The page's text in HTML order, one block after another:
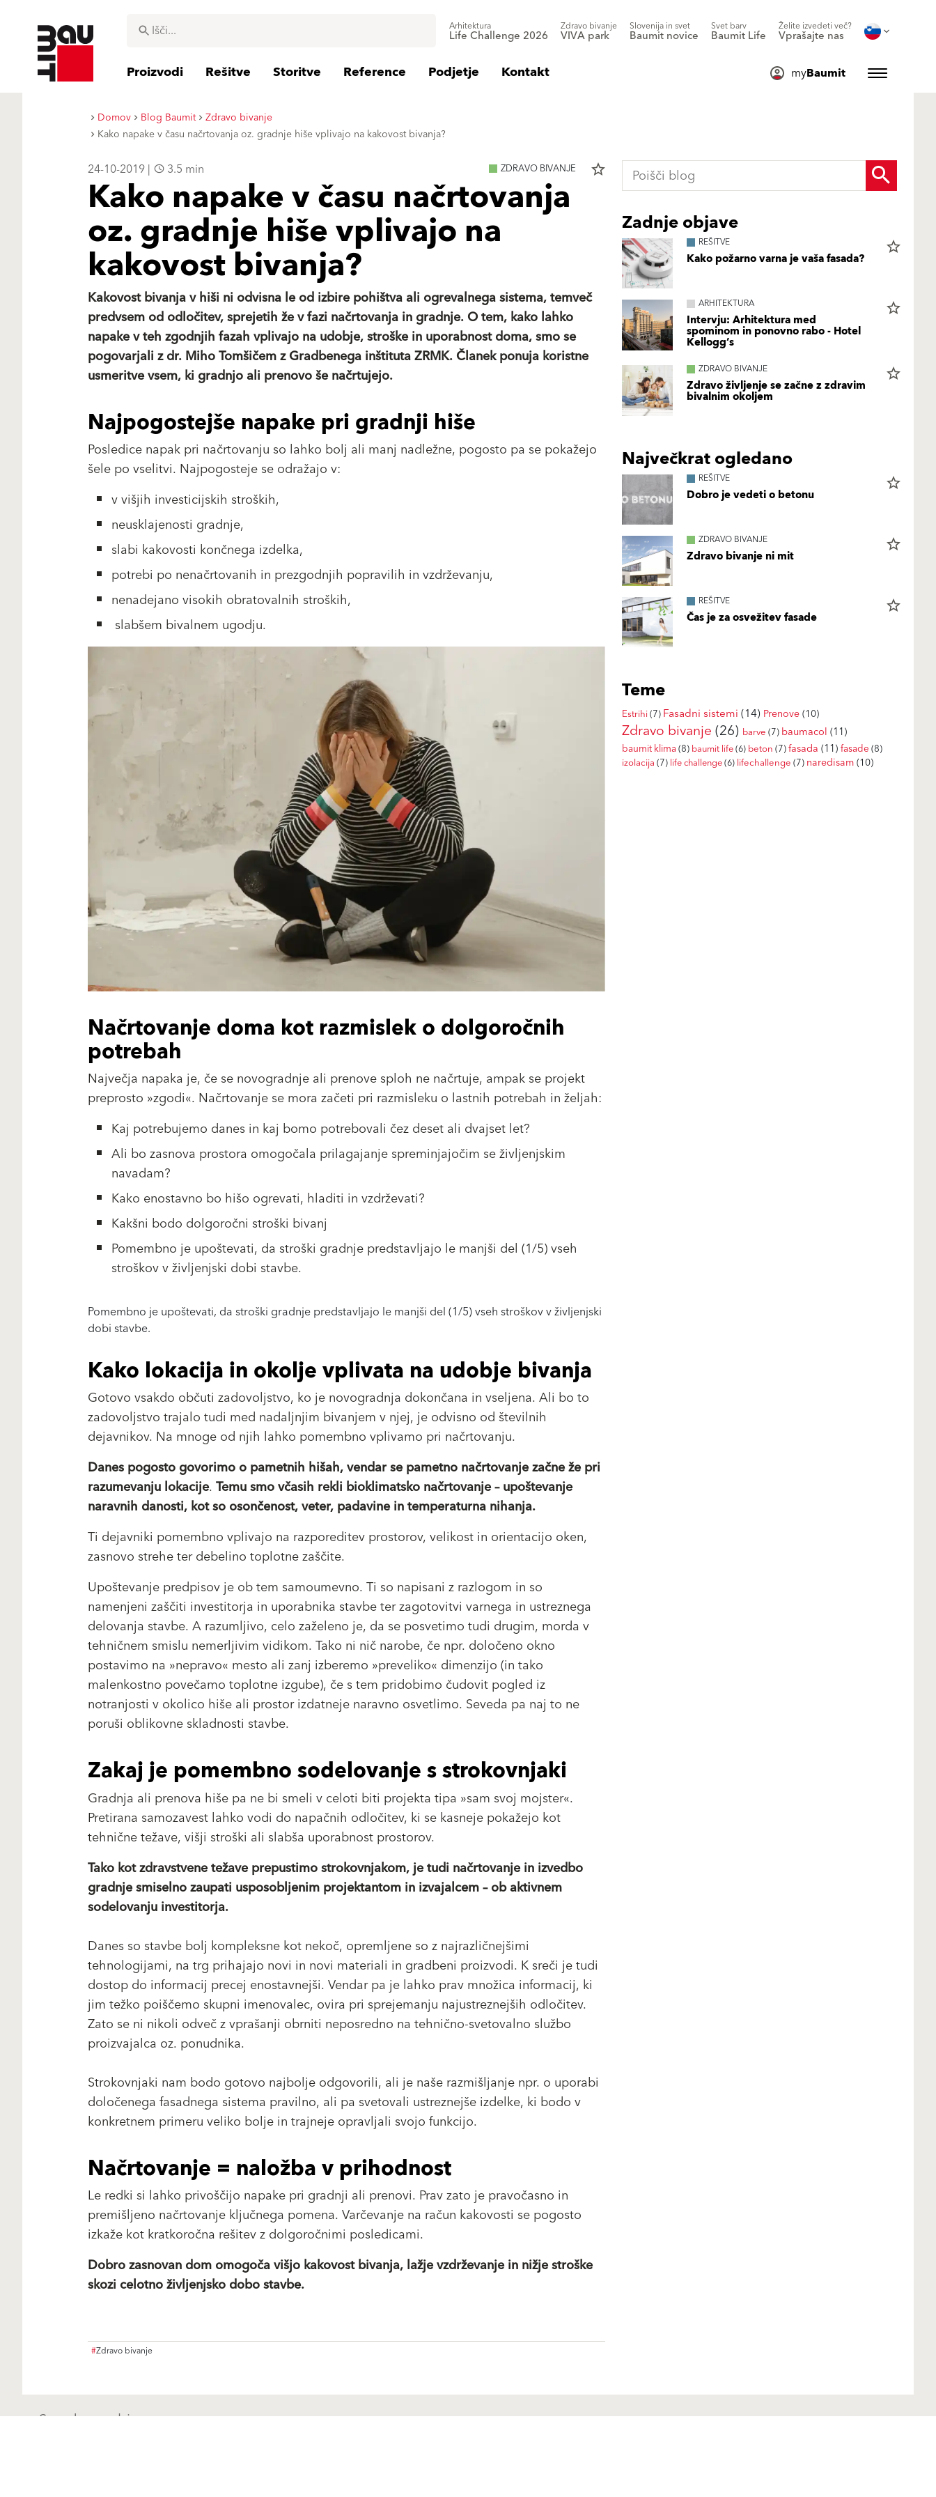
Arhitektura
Life Challenge 2026
Zdravo bivanje
VIVA park
Slovenija in svet
Baumit novice
Svet barv
Baumit Life
Želite izvedeti več?
Vprašajte nas
Proizvodi Rešitve Storitve Reference Podjetje Kontakt myBaumit
Domov Blog Baumit Zdravo bivanje
Kako napake v času načrtovanja oz. gradnje hiše vplivajo na kakovost bivanja?
24-10-2019 | 3.5 min ZDRAVO BIVANJE star_border
Kako napake v času načrtovanja
oz. gradnje hiše vplivajo na
kakovost bivanja?
Kakovost bivanja v hiši ni odvisna le od izbire pohištva ali ogrevalnega sistema, temveč
predvsem od odločitev, sprejetih že v fazi načrtovanja in gradnje. O tem, kako lahko
napake v teh zgodnjih fazah vplivajo na udobje, stroške in uporabnost doma, smo se
pogovarjali z dr. Miho Tomšičem z Gradbenega inštituta ZRMK. Članek ponuja koristne
usmeritve vsem, ki gradnjo ali prenovo še načrtujejo.
Najpogostejše napake pri gradnji hiše
Posledice napak pri načrtovanju so lahko bolj ali manj nadležne, pogosto pa se pokažejo
šele po vselitvi. Najpogosteje se odražajo v:
v višjih investicijskih stroških,
neusklajenosti gradnje,
slabi kakovosti končnega izdelka,
potrebi po nenačrtovanih in prezgodnjih popravilih in vzdrževanju,
nenadejano visokih obratovalnih stroških,
slabšem bivalnem ugodju.
Načrtovanje doma kot razmislek o dolgoročnih
potrebah
Največja napaka je, če se novogradnje ali prenove sploh ne načrtuje, ampak se projekt
preprosto »zgodi«. Načrtovanje se mora začeti pri razmisleku o lastnih potrebah in željah:
Kaj potrebujemo danes in kaj bomo potrebovali čez deset ali dvajset let?
Ali bo zasnova prostora omogočala prilagajanje spreminjajočim se življenjskim
navadam?
Kako enostavno bo hišo ogrevati, hladiti in vzdrževati?
Kakšni bodo dolgoročni stroški bivanj
Pomembno je upoštevati, da stroški gradnje predstavljajo le manjši del (1/5) vseh
stroškov v življenjski dobi stavbe.
Pomembno je upoštevati, da stroški gradnje predstavljajo le manjši del (1/5) vseh stroškov v življenjski
dobi stavbe.
Kako lokacija in okolje vplivata na udobje bivanja
Gotovo vsakdo občuti zadovoljstvo, ko je novogradnja dokončana in vseljena. Ali bo to
zadovoljstvo trajalo tudi med nadaljnjim bivanjem v njej, je odvisno od številnih
dejavnikov. Na mnoge od njih lahko pomembno vplivamo pri načrtovanju.
Danes pogosto govorimo o pametnih hišah, vendar se pametno načrtovanje začne že pri
razumevanju lokacije.Temu smo včasih rekli bioklimatsko načrtovanje – upoštevanje
naravnih danosti, kot so osončenost, veter, padavine in temperaturna nihanja.
Ti dejavniki pomembno vplivajo na razporeditev prostorov, velikost in orientacijo oken,
zasnovo strehe ter debelino toplotne zaščite.
Upoštevanje predpisov je ob tem samoumevno. Ti so napisani z razlogom in so
namenjeni zaščiti investitorja in uporabnika stavbe ter zagotovitvi varnega in ustreznega
delovanja stavbe. A razumljivo, celo zaželeno je, da se posvetimo tudi drugim, morda v
tehničnem smislu nemerljivim vidikom. Tako ni nič narobe, če npr. določeno okno
postavimo na »nepravo« mesto ali zanj izberemo »preveliko« dimenzijo (in tako
malenkostno povečamo toplotne izgube), če s tem pridobimo čudovit pogled iz
notranjosti v okolico hiše ali prostor izdatneje naravno osvetlimo. Seveda pa naj to ne
poruši oblikovne skladnosti stavbe.
Zakaj je pomembno sodelovanje s strokovnjaki
Gradnja ali prenova hiše pa ne bi smeli v celoti biti projekta tipa »sam svoj mojster«.
Pretirana samozavest lahko vodi do napačnih odločitev, ki se kasneje pokažejo kot
tehnične težave, višji stroški ali slabša uporabnost prostorov.
Tako kot zdravstvene težave prepustimo strokovnjakom, je tudi načrtovanje in izvedbo
gradnje smiselno zaupati usposobljenim projektantom in izvajalcem – ob aktivnem
sodelovanju investitorja.
Danes so stavbe bolj kompleksne kot nekoč, opremljene so z najrazličnejšimi
tehnologijami, na trg prihajajo novi in novi materiali in gradbeni proizvodi. K sreči je tudi
dostop do informacij precej enostavnejši. Vendar pa je lahko prav množica informacij, ki
jim težko poiščemo skupni imenovalec, ovira pri sprejemanju najustreznejših odločitev.
Zato se ni nikoli odveč z vprašanji obrniti neposredno na tehnično-svetovalno službo
proizvajalca oz. ponudnika.
Strokovnjaki nam bodo gotovo najbolje odgovorili, ali je naše razmišljanje npr. o uporabi
določenega fasadnega sistema pravilno, ali pa svetovali ustreznejše izdelke, ki bodo v
konkretnem primeru veliko bolje in trajneje opravljali svojo funkcijo.
Načrtovanje = naložba v prihodnost
Le redki si lahko privoščijo napake pri gradnji ali prenovi. Prav zato je pravočasno in
premišljeno načrtovanje ključnega pomena. Varčevanje na račun kakovosti se pogosto
izkaže kot kratkoročna rešitev z dolgoročnimi posledicami.
Dobro zasnovan dom omogoča višjo kakovost bivanja, lažje vzdrževanje in nižje stroške
skozi celotno življenjsko dobo stavbe.
#Zdravo bivanje
Zadnje objave
REŠITVE
Kako požarno varna je vaša fasada?
star_border
ARHITEKTURA
Intervju: Arhitektura med
spominom in ponovno rabo - Hotel
Kellogg’s
star_border
ZDRAVO BIVANJE
Zdravo življenje se začne z zdravim
bivalnim okoljem
star_border
Največkrat ogledano
REŠITVE
Dobro je vedeti o betonu
star_border
ZDRAVO BIVANJE
Zdravo bivanje ni mit
star_border
REŠITVE
Čas je za osvežitev fasade
star_border
Teme
Estrihi(7)Fasadni sistemi(14) Prenove(10)
Zdravo bivanje(26) barve(7)baumacol (11)
baumit klima(8)baumit life(6)beton(7)fasada (11)fasade(8)
izolacija(7)life challenge(6)lifechallenge(7)naredisam(10)
Sorodna vsebina